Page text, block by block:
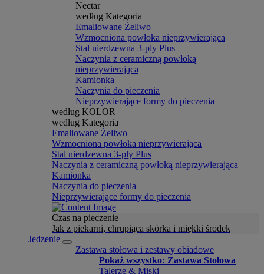
Nectar
według Kategoria
Emaliowane Żeliwo
Wzmocniona powłoka nieprzywierająca
Stal nierdzewna 3-ply Plus
Naczynia z ceramiczną powłoką
nieprzywierająca
Kamionka
Naczynia do pieczenia
Nieprzywierające formy do pieczenia
według KOLOR
według Kategoria
Emaliowane Żeliwo
Wzmocniona powłoka nieprzywierająca
Stal nierdzewna 3-ply Plus
Naczynia z ceramiczną powłoką nieprzywierająca
Kamionka
Naczynia do pieczenia
Nieprzywierające formy do pieczenia
Czas na pieczenie
Jak z piekarni, chrupiąca skórka i miękki środek
Jedzenie
Zastawa stołowa i zestawy obiadowe
Pokaż wszystko: Zastawa Stołowa
Talerze & Miski